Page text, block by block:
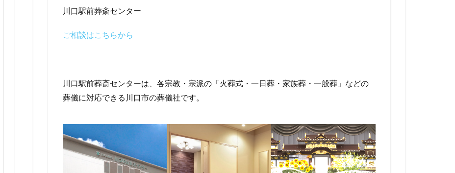
川口駅前葬斎センター
ご相談はこちらから
川口駅前葬斎センターは、各宗教・宗派の「火葬式・一日葬・家族葬・一般葬」などの
葬儀に対応できる川口市の葬儀社です。